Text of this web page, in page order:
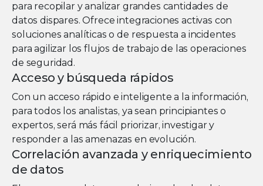
para recopilar y analizar grandes cantidades de
datos dispares. Ofrece integraciones activas con
soluciones analíticas o de respuesta a incidentes
para agilizar los flujos de trabajo de las operaciones
de seguridad.
Acceso y búsqueda rápidos
Con un acceso rápido e inteligente a la información,
para todos los analistas, ya sean principiantes o
expertos, será más fácil priorizar, investigar y
responder a las amenazas en evolución.
Correlación avanzada y enriquecimiento
de datos